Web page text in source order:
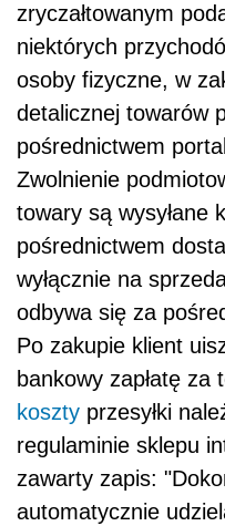
zryczałtowanym
niektórych
osoby fizyczne, w
detalicznej towarów
pośrednictwem
Zwolnienie
towary są wysyłane
pośrednictwem
wyłącznie na
odbywa się za
Po zakupie klient
bankowy zapłatę za
koszty przesyłki
regulaminie sklepu
zawarty zapis:
automatycznie